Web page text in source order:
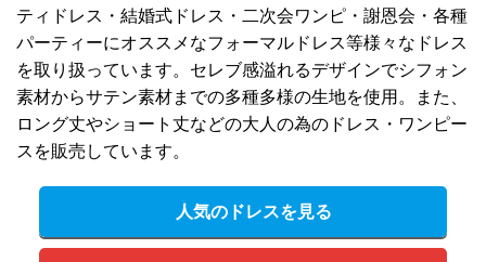
ティドレス・結婚式ドレス・二次会ワンピ・謝恩会・各種
パーティーにオススメなフォーマルドレス等様々なドレス
を取り扱っています。セレブ感溢れるデザインでシフォン
素材からサテン素材までの多種多様の生地を使用。また、
ロング丈やショート丈などの大人の為のドレス・ワンピー
スを販売しています。
人気のドレスを見る